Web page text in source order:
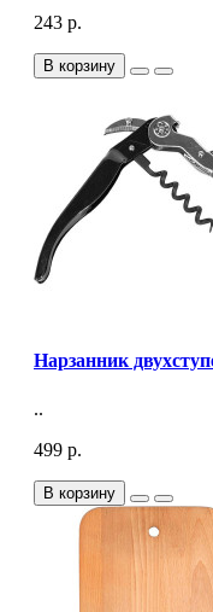
243 р.
В корзину
Нарзанник
..
499 р.
В корзину